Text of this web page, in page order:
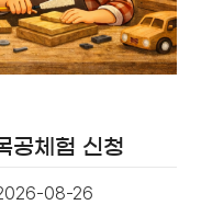
공체험 신청
08-26